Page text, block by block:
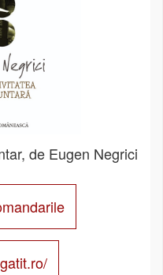
de Eugen Negrici